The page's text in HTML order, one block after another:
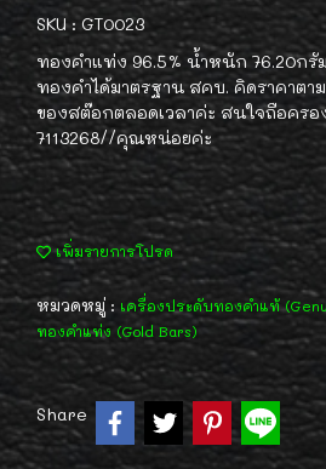
SKU : GT0023
ทองคำแท่ง 96.5% น้ำหนัก 76.20กรั
ทองคำได้มาตรฐาน สคบ. คิดราคาตา
ของสต๊อกตลอดเวลาค่ะ สนใจถือครอ
7113268//คุณหน่อยค่ะ
เพิ่มรายการโปรด
หมวดหมู่ : เครื่องประดับทองคำแท้
ทองคำแท่ง (Gold Bars)
Share